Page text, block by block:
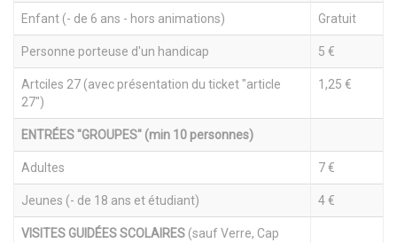
Enfant (- de 6 ans - hors animations) Gratuit
Personne porteuse d'un handicap 5 €
Artciles 27 (avec présentation du ticket "article
27")
1,25 €
ENTRÉES "GROUPES" (min 10 personnes)
Adultes 7 €
Jeunes (- de 18 ans et étudiant) 4 €
VISITES GUIDÉES SCOLAIRES (sauf Verre, Cap